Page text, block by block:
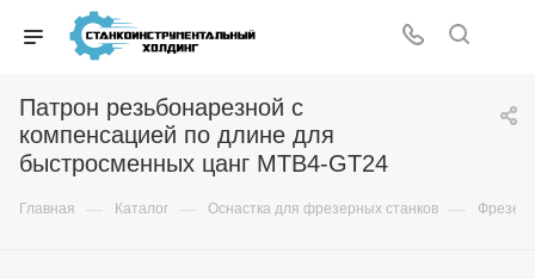
Патрон резьбонарезной с
компенсацией по длине для
быстросменных цанг MTB4-GT24
Главная — Каталог — Оснастка для фрезерных станков —